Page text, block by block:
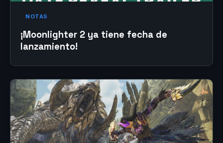
NOTAS
¡Moonlighter 2 ya tiene fecha de
lanzamiento!